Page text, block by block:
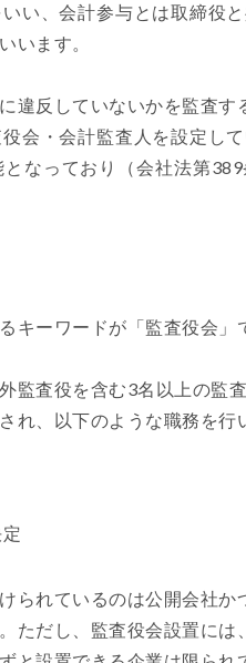
い、会計参与とは取締役
います。
違反していないかを監査す
会・会計監査人を設定し
なっており（会社法第
キーワードが「監査役会」
監査役を含む3名以上の監
れ、以下のような職務を行
られているのは公開会社
ただし、監査役会設置には